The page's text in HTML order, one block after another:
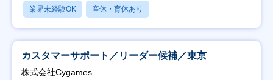
業界未経験OK 産休・育休あり
カスタマーサポート／リーダー候補／東京
株式会社Cygames